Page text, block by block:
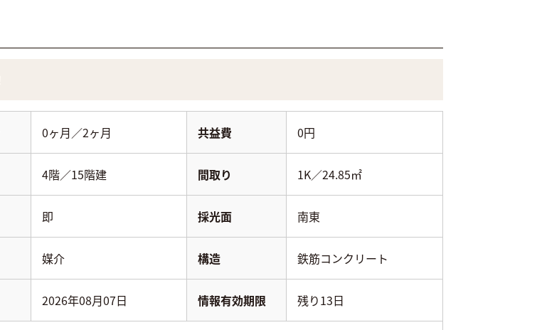
0ヶ月／2ヶ月 共益費 0円
4階／15階建 間取り 1K／24.85㎡
即 採光面 南東
媒介 構造 鉄筋コンクリート
2026年08月07日 情報有効期限 残り13日